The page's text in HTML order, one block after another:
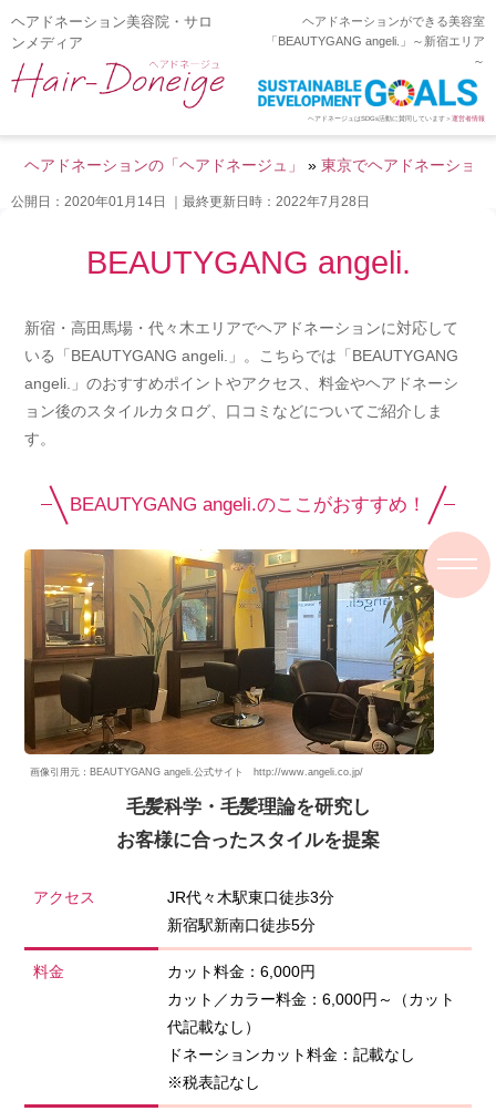
ヘアドネーション美容院・サロ
ンメディア
ヘアドネーションができる美容室
「BEAUTYGANG angeli.」～新宿エリア
～
ヘアドネージュはSDGs活動に賛同しています＞運営者情報
ヘアドネーションの「ヘアドネージュ」 »東京でヘアドネーショ
公開日：2020年01月14日 ｜最終更新日時：2022年7月28日
BEAUTYGANG angeli.
新宿・高田馬場・代々木エリアでヘアドネーションに対応して
いる「BEAUTYGANG angeli.」。こちらでは「BEAUTYGANG
angeli.」のおすすめポイントやアクセス、料金やヘアドネーシ
ョン後のスタイルカタログ、口コミなどについてご紹介しま
す。
BEAUTYGANG angeli.のここがおすすめ！
画像引用元：BEAUTYGANG angeli.公式サイト http://www.angeli.co.jp/
毛髪科学・毛髪理論を研究し
お客様に合ったスタイルを提案
アクセス
JR代々木駅東口徒歩3分
新宿駅新南口徒歩5分
料金
カット料金：6,000円
カット／カラー料金：6,000円～（カット
代記載なし）
ドネーションカット料金：記載なし
※税表記なし